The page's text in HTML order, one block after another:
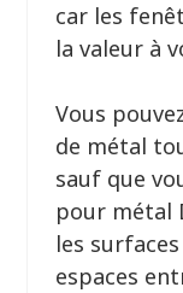
car les
la valeur à
Vous
de métal
sauf que
pour métal
les
espaces